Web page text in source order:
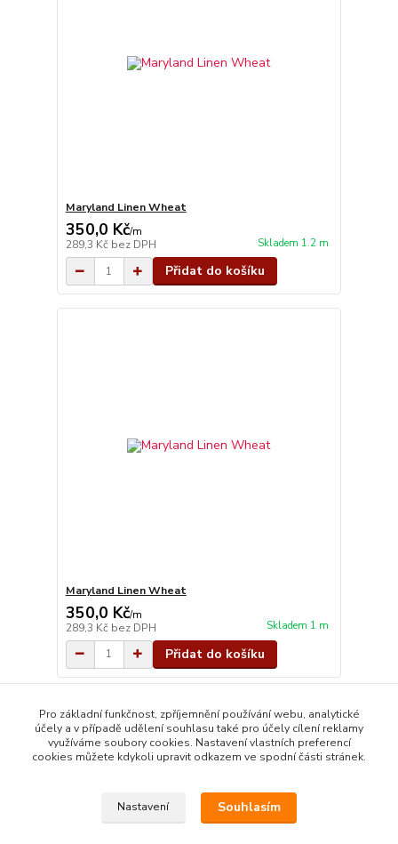
Maryland Linen Wheat
350,0 Kč/m
289,3 Kč bez DPH Skladem 1.2 m
Přidat do košíku
Maryland Linen Wheat
350,0 Kč/m
289,3 Kč bez DPH Skladem 1 m
Přidat do košíku
strana z 1
Copyright © 2014 · E-SHOP S DESIGNOVÝMI LÁTKAMI
Pro základní funkčnost, zpříjemnění používání webu, analytické
účely a v případě udělení souhlasu také pro účely cílení reklamy
využíváme soubory cookies. Nastavení vlastních preferencí
cookies můžete kdykoli upravit odkazem ve spodní části stránek.
Nastavení Souhlasím